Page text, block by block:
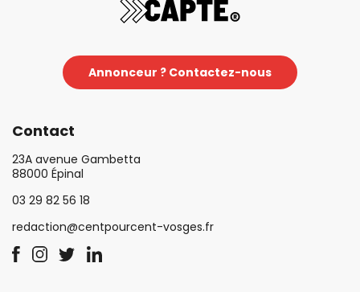
Annonceur ? Contactez-nous
Contact
23A avenue Gambetta
88000 Épinal
03 29 82 56 18
redaction@centpourcent-vosges.fr